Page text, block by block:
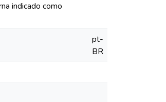
indicado como
pt-
BR